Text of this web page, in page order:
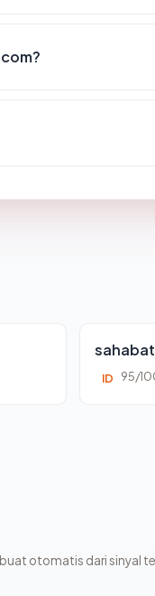
ID 95/
otomatis dari sinyal